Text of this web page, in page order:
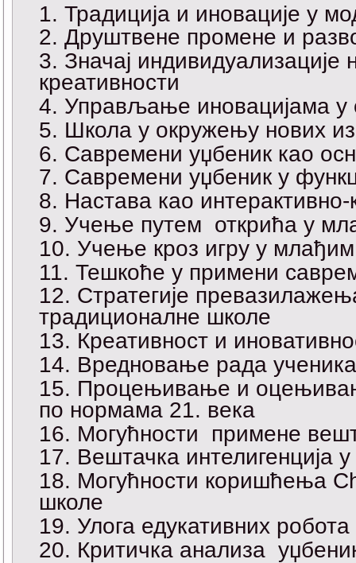
Традиција и иновације у
Друштвене промене и
Значај
креативности
Управљање иновацијама у
Школа у окружењу нових
Савремени уџбеник као
Савремени уџбеник у
Настава као
Учење путем открића у
Учење кроз игру у
Тешкоће у примени
Стратегије
традиционалне школе
Креативност и
Вредновање рада
Процењивање и
по нормама 21. века
Могућности примене
Вештачка интелигенција
Могућности коришћења
школе
Улога едукативних
Критичка анализа